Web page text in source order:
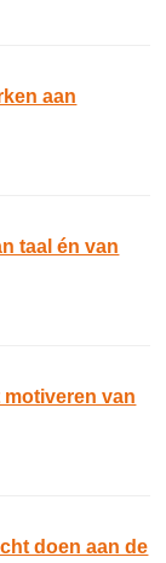
aan
taal én van
motiveren van
doen aan de